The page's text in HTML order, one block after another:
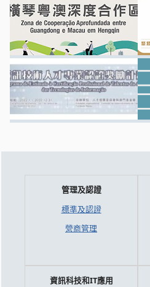
管理及認證
標準及認證
營商管理
資訊科技和IT應用